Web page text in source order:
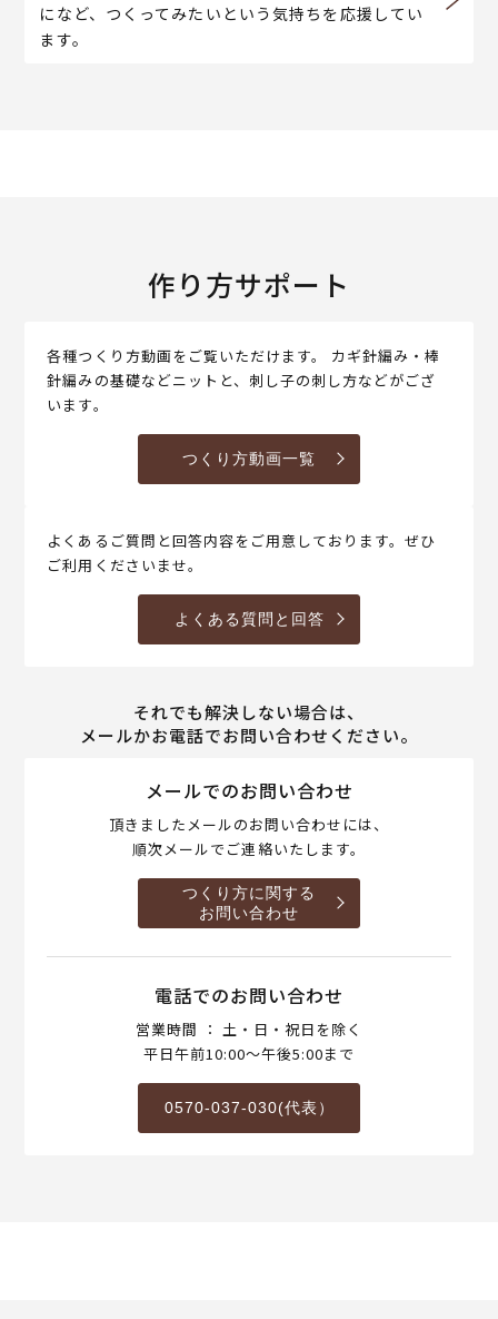
になど、つくってみたいという気持ちを応援してい
ます。
作り方サポート
各種つくり方動画をご覧いただけます。 カギ針編み・棒
針編みの基礎などニットと、刺し子の刺し方などがござ
います。
つくり方動画一覧
よくあるご質問と回答内容をご用意しております。ぜひ
ご利用くださいませ。
よくある質問と回答
それでも解決しない場合は、
メールかお電話でお問い合わせください。
メールでのお問い合わせ
頂きましたメールのお問い合わせには、
順次メールでご連絡いたします。
つくり方に関する
お問い合わせ
電話でのお問い合わせ
営業時間 ： 土・日・祝日を除く
平日午前10:00～午後5:00まで
0570-037-030(代表）